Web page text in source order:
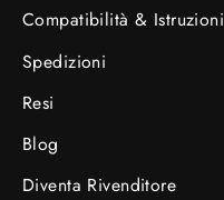
Compatibilità & Istruzioni
Spedizioni
Resi
Blog
Diventa Rivenditore